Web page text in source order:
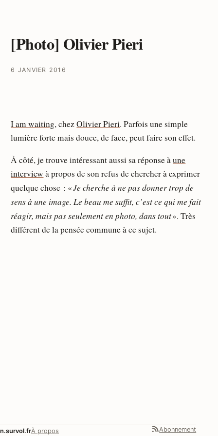
[Photo] Olivier Pieri
6 JANVIER 2016
I am waiting, chezOlivier Pieri. Parfois une simple
lumière forte mais douce, de face, peut faire son effet.
À côté, je trouve intéressant aussi sa réponse àune
interview à propos de son refus de chercher à exprimer
quelque chose : «Je cherche à ne pas donner trop de
sens à une image. Le beau me suffit, c’est ce qui me fait
réagir, mais pas seulement en photo, dans tout». Très
différent de la pensée commune à ce sujet.
n.survol.frÀ propos Abonnement